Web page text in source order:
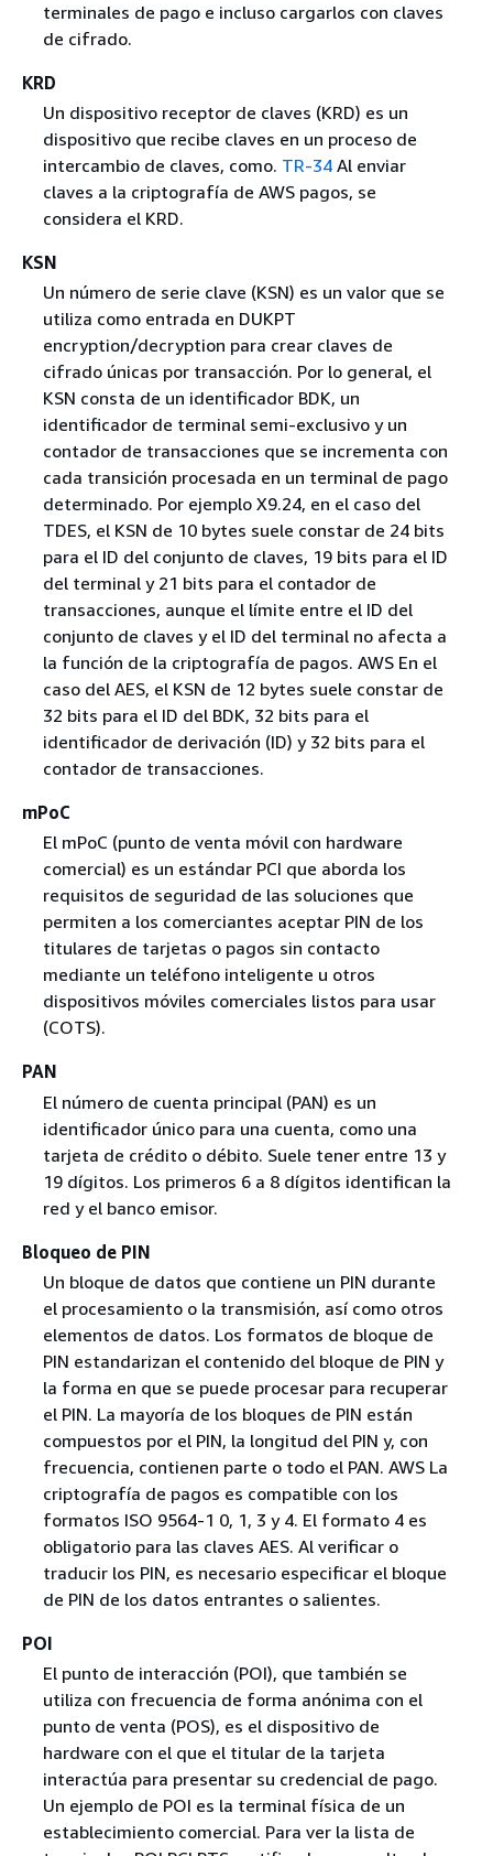
terminales de pago e incluso cargarlos con claves
de cifrado.
KRD
Un dispositivo receptor de claves (KRD) es un
dispositivo que recibe claves en un proceso de
intercambio de claves, como. TR-34Al enviar
claves a la criptografía de AWS pagos, se
considera el KRD.
KSN
Un número de serie clave (KSN) es un valor que se
utiliza como entrada en DUKPT
encryption/decryption para crear claves de
cifrado únicas por transacción. Por lo general, el
KSN consta de un identificador BDK, un
identificador de terminal semi-exclusivo y un
contador de transacciones que se incrementa con
cada transición procesada en un terminal de pago
determinado. Por ejemplo X9.24, en el caso del
TDES, el KSN de 10 bytes suele constar de 24 bits
para el ID del conjunto de claves, 19 bits para el ID
del terminal y 21 bits para el contador de
transacciones, aunque el límite entre el ID del
conjunto de claves y el ID del terminal no afecta a
la función de la criptografía de pagos. AWS En el
caso del AES, el KSN de 12 bytes suele constar de
32 bits para el ID del BDK, 32 bits para el
identificador de derivación (ID) y 32 bits para el
contador de transacciones.
mPoC
El mPoC (punto de venta móvil con hardware
comercial) es un estándar PCI que aborda los
requisitos de seguridad de las soluciones que
permiten a los comerciantes aceptar PIN de los
titulares de tarjetas o pagos sin contacto
mediante un teléfono inteligente u otros
dispositivos móviles comerciales listos para usar
(COTS).
PAN
El número de cuenta principal (PAN) es un
identificador único para una cuenta, como una
tarjeta de crédito o débito. Suele tener entre 13 y
19 dígitos. Los primeros 6 a 8 dígitos identifican la
red y el banco emisor.
Bloqueo de PIN
Un bloque de datos que contiene un PIN durante
el procesamiento o la transmisión, así como otros
elementos de datos. Los formatos de bloque de
PIN estandarizan el contenido del bloque de PIN y
la forma en que se puede procesar para recuperar
el PIN. La mayoría de los bloques de PIN están
compuestos por el PIN, la longitud del PIN y, con
frecuencia, contienen parte o todo el PAN. AWS La
criptografía de pagos es compatible con los
formatos ISO 9564-1 0, 1, 3 y 4. El formato 4 es
obligatorio para las claves AES. Al verificar o
traducir los PIN, es necesario especificar el bloque
de PIN de los datos entrantes o salientes.
POI
El punto de interacción (POI), que también se
utiliza con frecuencia de forma anónima con el
punto de venta (POS), es el dispositivo de
hardware con el que el titular de la tarjeta
interactúa para presentar su credencial de pago.
Un ejemplo de POI es la terminal física de un
establecimiento comercial. Para ver la lista de